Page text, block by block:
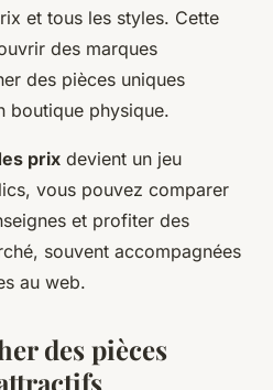
et tous les styles. Cette
des marques
des pièces uniques
boutique physique.
prix devient un jeu
vous pouvez comparer
et profiter des
souvent accompagnées
au web.
des pièces